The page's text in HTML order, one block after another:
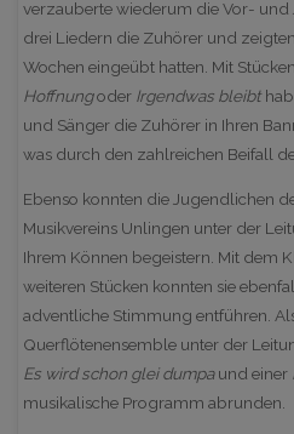
verzauberte wiederum die Vor-
drei Liedern die Zuhörer und
Wochen eingeübt hatten. Mit
Hoffnungoder Irgendwas bleibt
und Sänger die Zuhörer in Ihren
was durch den zahlreichen Beifall
Ebenso konnten die Jugendlichen
Musikvereins Unlingen unter der
Ihrem Können begeistern. Mit dem
weiteren Stücken konnten sie
adventliche Stimmung entführen.
Querflötenensemble unter der
Es wird schon glei dumpaund einer
musikalische Programm abrunden.